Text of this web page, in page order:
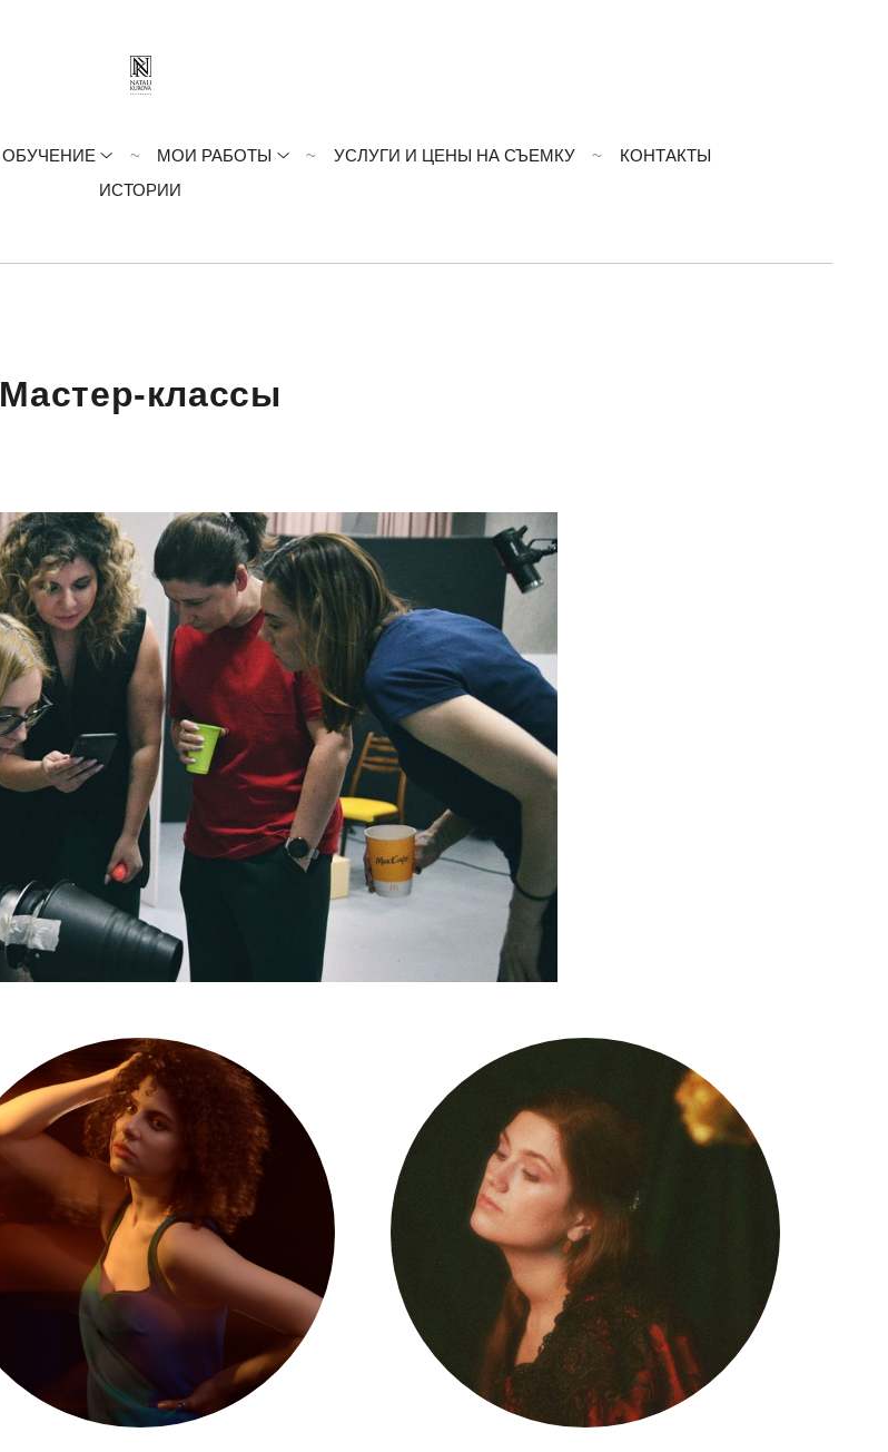
ОБУЧЕНИЕ МОИ РАБОТЫ УСЛУГИ И ЦЕНЫ НА СЪЕМКУ
КОНТАКТЫ
ИСТОРИИ
Мастер-классы